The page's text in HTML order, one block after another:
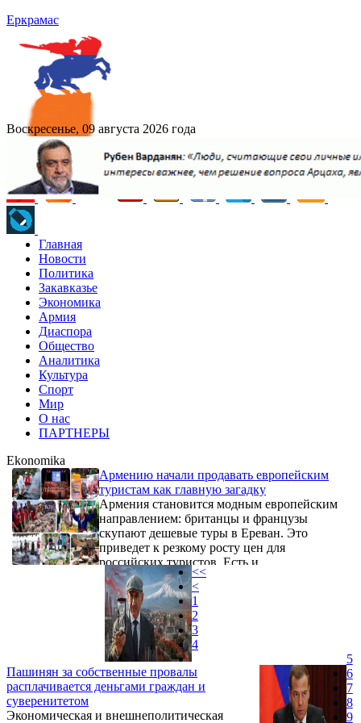
Еркрамас
Воскресенье, 09 августа 2026 года
Главная
Новости
Политика
Закавказье
Экономика
Армия
Диаспора
Общество
Аналитика
Культура
Спорт
Мир
О нас
ПАРТНЕРЫ
Ekonomika
Армению начали продавать европейским
туристам как главную загадку
Армения становится модным европейским
направлением: британцы и французы
скупают дешевые туры в Ереван. Это
приведет к резкому росту цен для
российских туристов. Есть и
дополнительные риски.
Пашинян за собственные провалы
расплачивается деньгами граждан и
суверенитетом
Экономическая и внешнеполитическая
<<
<
1
2
3
4
5
6
7
8
9